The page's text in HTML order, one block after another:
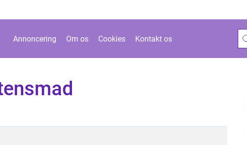
Annoncering Om os Cookies Kontakt os